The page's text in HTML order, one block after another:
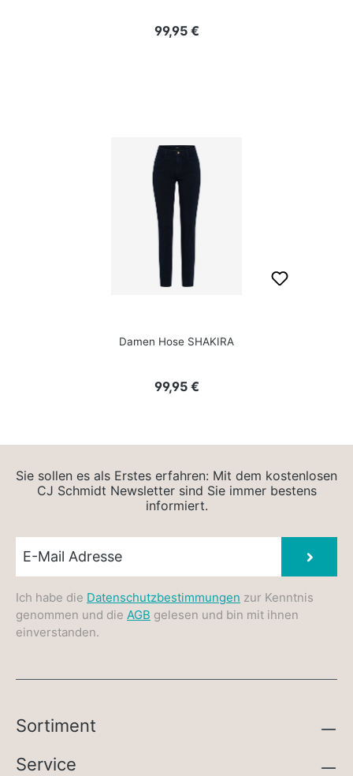
Regulärer Preis:
99,95 €
Damen Hose SHAKIRA
Regulärer Preis:
99,95 €
Sie sollen es als Erstes erfahren: Mit dem kostenlosen
CJ Schmidt Newsletter sind Sie immer bestens
informiert.
Ich habe die Datenschutzbestimmungen zur Kenntnis
genommen und die AGB gelesen und bin mit ihnen
einverstanden.
Sortiment
Service